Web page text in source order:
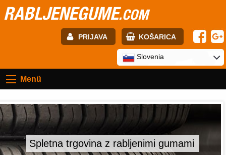
RABLJENEGUME.COM
PRIJAVA KOŠARICA
Geslo:
PRIJAVITE SE
Slovenia
Menü
Spletna trgovina z rabljenimi gumami